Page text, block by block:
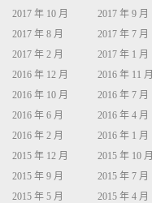
2017 年 10 月
2017 年 9 月
2017 年 8 月
2017 年 7 月
2017 年 2 月
2017 年 1 月
2016 年 12 月
2016 年 11 月
2016 年 10 月
2016 年 7 月
2016 年 6 月
2016 年 4 月
2016 年 2 月
2016 年 1 月
2015 年 12 月
2015 年 10 月
2015 年 9 月
2015 年 7 月
2015 年 5 月
2015 年 4 月